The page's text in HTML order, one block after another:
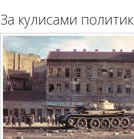
За кулисами